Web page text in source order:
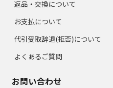
返品・交換について
お支払について
代引受取辞退(拒否)について
よくあるご質問
お問い合わせ